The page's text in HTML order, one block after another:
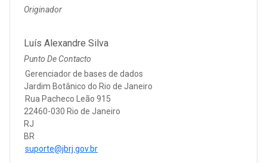
Originador
Luís Alexandre Silva
Punto De Contacto
Gerenciador de bases de dados
Jardim Botânico do Rio de Janeiro
Rua Pacheco Leão 915
22460-030 Rio de Janeiro
RJ
BR
suporte@jbrj.gov.br